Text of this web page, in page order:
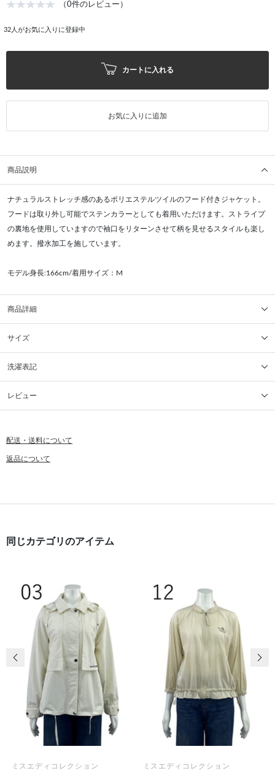
（0件のレビュー）
32 人がお気に入りに登録中
カートに入れる
お気に入りに追加
商品説明
ナチュラルストレッチ感のあるポリエステルツイルのフード付きジャケット。
フードは取り外し可能でステンカラーとしても着用いただけます。ストライプ
の裏地を使用していますので袖口をリターンさせて柄を見せるスタイルも楽し
めます。撥水加工を施しています。
モデル身長:166cm/着用サイズ：M
商品詳細
サイズ
洗濯表記
レビュー
配送・送料について
返品について
同じカテゴリのアイテム
ミスエディコレクション ミスエディコレクション
前の画像